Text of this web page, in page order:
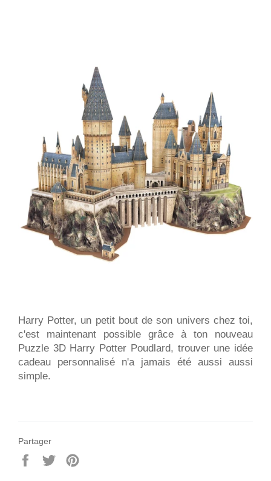
Harry Potter, un petit bout de son univers chez toi,
c'est maintenant possible grâce à ton nouveau
Puzzle 3D Harry Potter Poudlard, trouver une idée
cadeau personnalisé n'a jamais été aussi aussi
simple.
Partager
PartagerTweeter